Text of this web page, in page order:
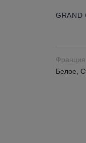
GRAND
Франция
Белое,